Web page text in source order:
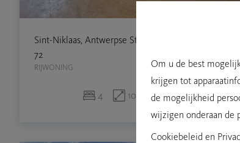
Om u de best
krijgen tot
de mogelijkheid
wijzigen onderaan de
Cookiebeleid en
Sint-Niklaas, Antwerpse Steenweg
72
RIJWONING
4 100 m² 119 m²